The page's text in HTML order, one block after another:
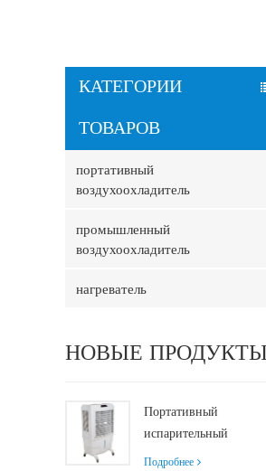
КАТЕГОРИИ
ТОВАРОВ
портативный
воздухоохладитель
промышленный
воздухоохладитель
нагреватель
НОВЫЕ
Портативный
испарительный
воздухоохладитель
Подробнее